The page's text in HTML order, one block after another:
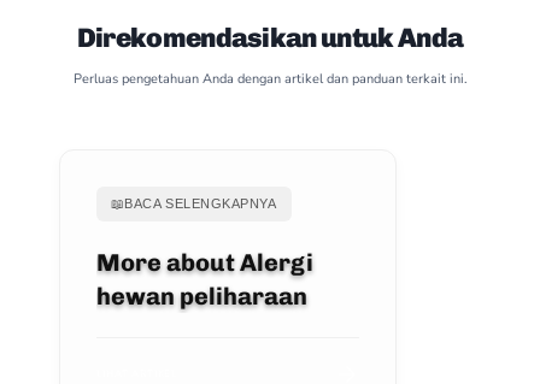
Direkomendasikan untuk Anda
Perluas pengetahuan Anda dengan artikel dan panduan terkait ini.
📖BACA SELENGKAPNYA
More about Alergi
hewan peliharaan